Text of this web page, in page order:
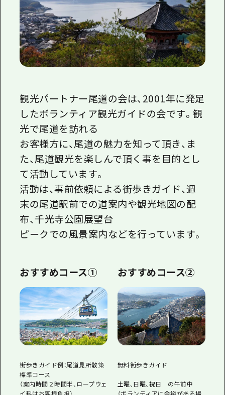
観光パートナー尾道の会は、2001年に発足
したボランティア観光ガイドの会です。観
光で尾道を訪れる
お客様方に、尾道の魅力を知って頂き、ま
た、尾道観光を楽しんで頂く事を目的とし
て活動しています。
活動は、事前依頼による街歩きガイド、週
末の尾道駅前での道案内や観光地図の配
布、千光寺公園展望台
ピークでの風景案内などを行っています。
おすすめコース①
街歩きガイド例：尾道見所散策
標準コース
（案内時間２時間半、ロープウェ
イ料はお客様負担）
おすすめコース②
無料街歩きガイド
土曜、日曜、祝日 の午前中
（ボランティアに余裕がある場